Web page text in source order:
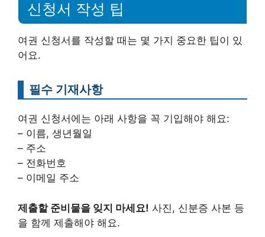
신청서 작성 팁
여권 신청서를 작성할 때는 몇 가지 중요한 팁이 있
어요.
필수 기재사항
여권 신청서에는 아래 사항을 꼭 기입해야 해요:
– 이름, 생년월일
– 주소
– 전화번호
– 이메일 주소
제출할 준비물을 잊지 마세요! 사진, 신분증 사본 등
을 함께 제출해야 해요.